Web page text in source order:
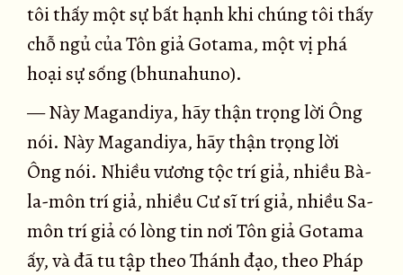
tôi thấy một sự bất hạnh khi chúng tôi thấy
chỗ ngủ của Tôn giả Gotama, một vị phá
hoại sự sống (bhunahuno).
— Này Magandiya, hãy thận trọng lời Ông
nói. Này Magandiya, hãy thận trọng lời
Ông nói. Nhiều vương tộc trí giả, nhiều Bà-
la-môn trí giả, nhiều Cư sĩ trí giả, nhiều Sa-
môn trí giả có lòng tin nơi Tôn giả Gotama
ấy, và đã tu tập theo Thánh đạo, theo Pháp